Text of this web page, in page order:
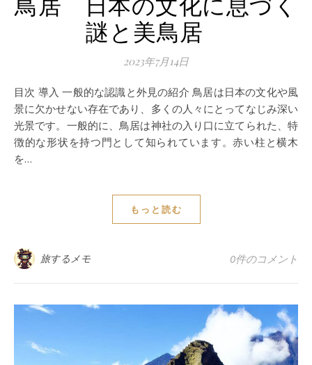
謎と美鳥居
2023年7月14日
目次 導入 一般的な認識と外見の紹介 鳥居は日本の文化や風
景に欠かせない存在であり、多くの人々にとってなじみ深い
光景です。一般的に、鳥居は神社の入り口に立てられた、特
徴的な形状を持つ門として知られています。赤い柱と横木
を…
もっと読む
旅するメモ 0件のコメント